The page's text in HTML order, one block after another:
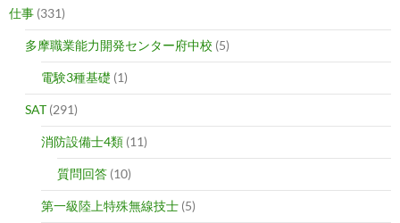
仕事 (331)
多摩職業能力開発センター府中校 (5)
電験3種基礎 (1)
SAT (291)
消防設備士4類 (11)
質問回答 (10)
第一級陸上特殊無線技士 (5)